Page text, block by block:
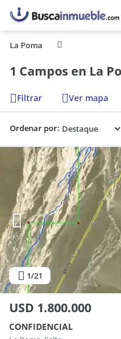
La Poma
1 Campos en La
Filtrar Ver mapa
Ordenar por:
1/21
USD 1.800.000
CONFIDENCIAL